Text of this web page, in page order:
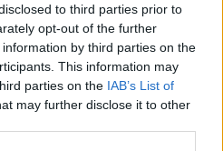
to third parties prior to
opt-out of the further
by third parties on the
This information may
parties on the IAB’s List of
may further disclose it to other
την φαρμακευτική τους
διακοπές. Αυτό
είναι να μετριάζουν την
ιδίως τις μεσημβρινές